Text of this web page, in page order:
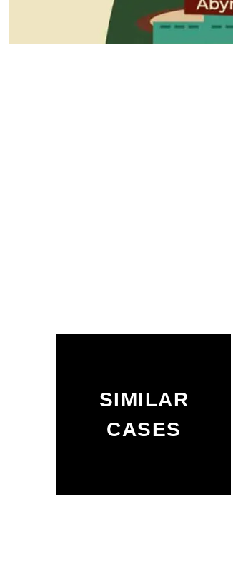
SIMILAR
CASES